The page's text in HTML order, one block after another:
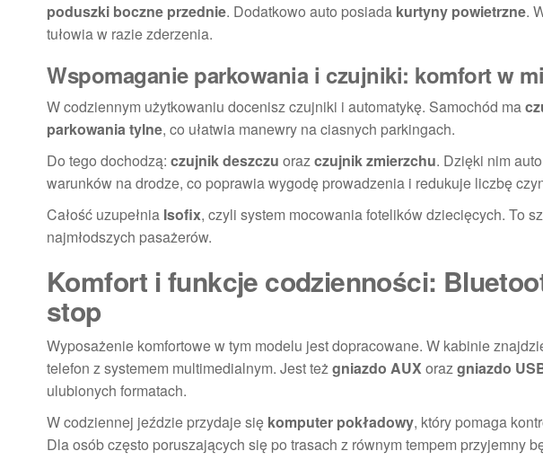
poduszki boczne przednie. Dodatkowo auto posiada kurtyny powietrzne.
tułowia w razie zderzenia.
Wspomaganie parkowania i czujniki: komfort w
W codziennym użytkowaniu docenisz czujniki i automatykę. Samochód ma
parkowania tylne, co ułatwia manewry na ciasnych parkingach.
Do tego dochodzą: czujnik deszczu orazczujnik zmierzchu. Dzięki nim
warunków na drodze, co poprawia wygodę prowadzenia i redukuje liczbę
Całość uzupełnia Isofix, czyli system mocowania fotelików dziecięcych. To
najmłodszych pasażerów.
Komfort i funkcje codzienności:
stop
Wyposażenie komfortowe w tym modelu jest dopracowane. W kabinie
telefon z systemem multimedialnym. Jest teżgniazdo AUXorazgniazdo
ulubionych formatach.
W codziennej jeździe przydaje się komputer pokładowy, który pomaga
Dla osób często poruszających się po trasach z równym tempem przyjemny